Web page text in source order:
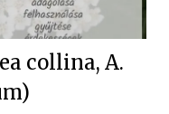
collina, A.